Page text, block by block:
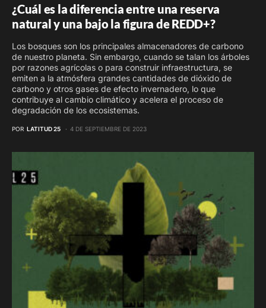
¿Cuál es la diferencia entre una reserva
natural y una bajo la figura de REDD+?
Los bosques son los principales almacenadores de carbono
de nuestro planeta. Sin embargo, cuando se talan los árboles
por razones agrícolas o para construir infraestructura, se
emiten a la atmósfera grandes cantidades de dióxido de
carbono y otros gases de efecto invernadero, lo que
contribuye al cambio climático y acelera el proceso de
degradación de los ecosistemas.
POR LATITUD 25 4 DE SEPTIEMBRE DE 2023